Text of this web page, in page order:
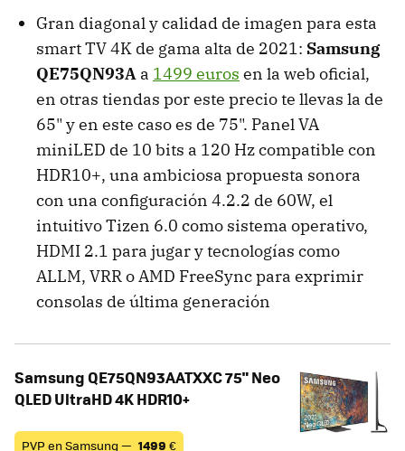
Gran diagonal y calidad de imagen para esta
smart TV 4K de gama alta de 2021: Samsung
QE75QN93A a 1499 euros en la web oficial,
en otras tiendas por este precio te llevas la de
65" y en este caso es de 75". Panel VA
miniLED de 10 bits a 120 Hz compatible con
HDR10+, una ambiciosa propuesta sonora
con una configuración 4.2.2 de 60W, el
intuitivo Tizen 6.0 como sistema operativo,
HDMI 2.1 para jugar y tecnologías como
ALLM, VRR o AMD FreeSync para exprimir
consolas de última generación
Samsung QE75QN93AATXXC 75" Neo
QLED UltraHD 4K HDR10+
PVP en Samsung — 1499 €